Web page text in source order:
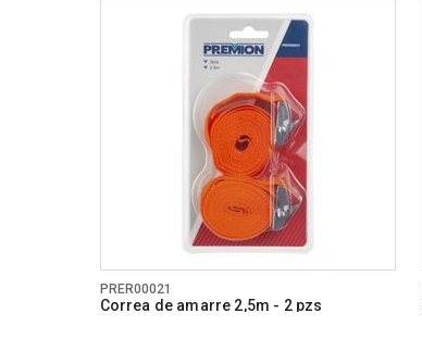
PRER00021
Correa de amarre 2,5m - 2 pzs